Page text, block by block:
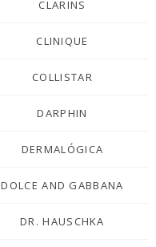
CLARINS
CLINIQUE
COLLISTAR
DARPHIN
DERMALÓGICA
DOLCE AND GABBANA
DR. HAUSCHKA